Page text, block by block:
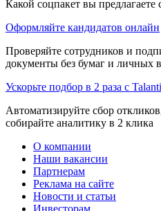
Какой соцпакет вы
Оформляйте кандидатов онлайн
Проверяйте сотрудников и
документы без бумаг и личных
Ускорьте подбор в 2 раза с
Автоматизируйте сбор
собирайте аналитику в 2 клика
О компании
Наши вакансии
Партнерам
Реклама на сайте
Новости и статьи
Инвесторам